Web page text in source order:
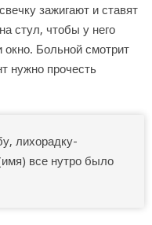
зажигают и ставят
стул, чтобы у него
Больной смотрит
нужно прочесть
лихорадку-
все нутро было